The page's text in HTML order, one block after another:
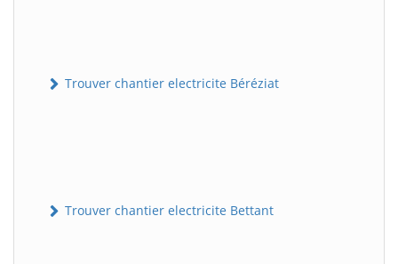
Trouver chantier electricite Béréziat
Trouver chantier electricite Bettant